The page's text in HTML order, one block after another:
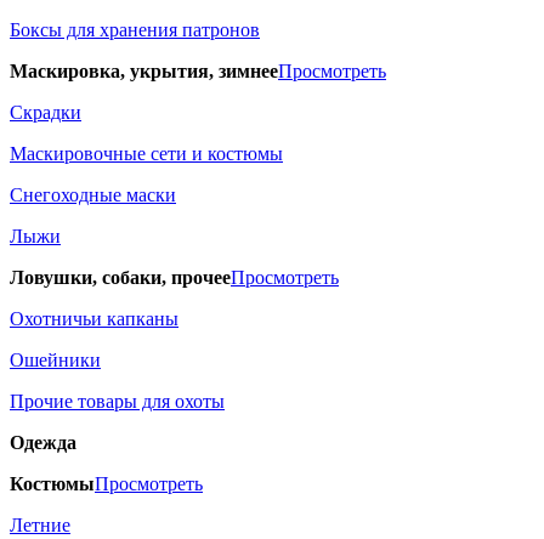
Боксы для хранения патронов
Маскировка, укрытия, зимнееПросмотреть
Скрадки
Маскировочные сети и костюмы
Снегоходные маски
Лыжи
Ловушки, собаки, прочееПросмотреть
Охотничьи капканы
Ошейники
Прочие товары для охоты
Одежда
КостюмыПросмотреть
Летние